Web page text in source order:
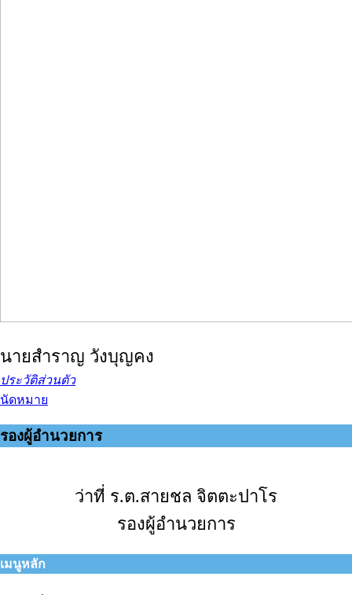
นายสำราญ วังบุญคง
ประวัติส่วนตัว
นัดหมาย
รองผู้อำนวยการ
ว่าที่ ร.ต.สายชล จิตตะปาโร
รองผู้อำนวยการ
เมนูหลัก